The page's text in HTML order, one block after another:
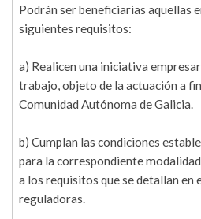
Podrán ser beneficiarias aquellas
siguientes requisitos:
a) Realicen una iniciativa
trabajo, objeto de la actuación a
Comunidad Autónoma de Galicia.
b) Cumplan las condiciones
para la correspondiente
a los requisitos que se detallan en
reguladoras.